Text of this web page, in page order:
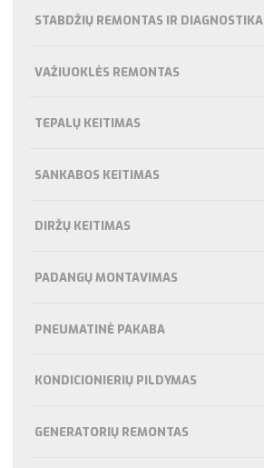
STABDŽIŲ REMONTAS IR DIAGNOSTIKA
VAŽIUOKLĖS REMONTAS
TEPALŲ KEITIMAS
SANKABOS KEITIMAS
DIRŽŲ KEITIMAS
PADANGŲ MONTAVIMAS
PNEUMATINĖ PAKABA
KONDICIONIERIŲ PILDYMAS
GENERATORIŲ REMONTAS